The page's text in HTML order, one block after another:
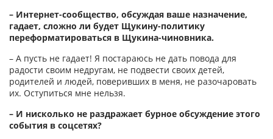
– Интернет-сообщество, обсуждая ваше назначение,
гадает, сложно ли будет Щукину-политику
переформатироваться в Щукина-чиновника.
– А пусть не гадает! Я постараюсь не дать повода для
радости своим недругам, не подвести своих детей,
родителей и людей, поверивших в меня, не разочаровать
их. Оступиться мне нельзя.
– И нисколько не раздражает бурное обсуждение этого
события в соцсетях?